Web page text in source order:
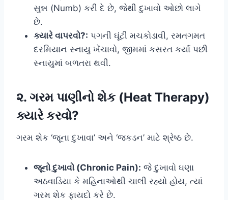
સુન્ન (Numb) કરી દે છે, જેથી દુખાવો ઓછો લાગે
છે.
ક્યારે વાપરવો?: પગની ઘૂંટી મચકોડાવી, રમતગમત
દરમિયાન સ્નાયુ ખેંચાવો, જીમમાં કસરત કર્યા પછી
સ્નાયુમાં બળતરા થવી.
૨. ગરમ પાણીનો શેક (Heat Therapy)
ક્યારે કરવો?
ગરમ શેક ‘જૂના દુખાવા’ અને ‘જકડન’ માટે શ્રેષ્ઠ છે.
જૂનો દુખાવો (Chronic Pain): જે દુખાવો ઘણા
અઠવાડિયા કે મહિનાઓથી ચાલી રહ્યો હોય, ત્યાં
ગરમ શેક ફાયદો કરે છે.